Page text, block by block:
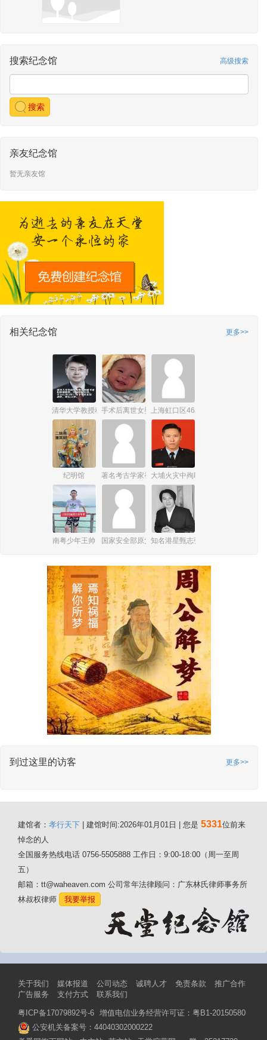
搜索纪念馆 高级搜索
搜索
亲友纪念馆
暂无亲友馆
相关纪念馆 更多>>
清华大学教授程鹏手术后离世女婴许洛熙上海虹口区46岁独居女子蒋婷
纪明馆 著名考古学家初世宾大埔火灾中殉职的消防员何伟豪
南粤少年王帅 国家安全部原党委委员、纪委书记王富中
知名港星甄志强
到过这里的访客 更多>>
建馆者： 孝行天下 | 建馆时间:2026年01月01日 | 您是 5331位前来
悼念的人
全国服务热线电话 0756-5505888 工作日：9:00-18:00（周一至周
五）
邮箱：tt@waheaven.com 公司常年法律顾问：广东林氏律师事务所
林叔权律师
我要举报
关于我们 媒体报道 公司动态 诚聘人才 免责条款
推广合作
广告服务
支付方式 联系我们
粤ICP备17079892号-6 增值电信业务经营许可证：粤B1-20150580
公安机关备案号：44040302000222